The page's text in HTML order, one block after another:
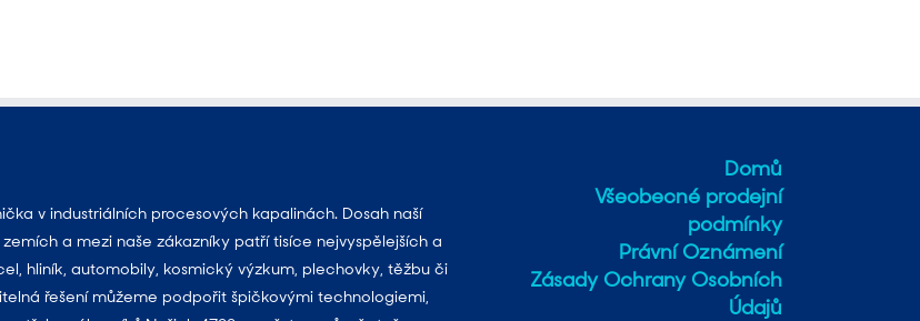
v industriálních procesových kapalinách. Dosah naší
a mezi naše zákazníky patří tisíce nejvyspělejších a
hliník, automobily, kosmický výzkum, plechovky, těžbu či
řešení můžeme podpořit špičkovými technologiemi,
Domů
Všeobecné prodejní
podmínky
Právní Oznámení
Zásady Ochrany Osobních
Údajů